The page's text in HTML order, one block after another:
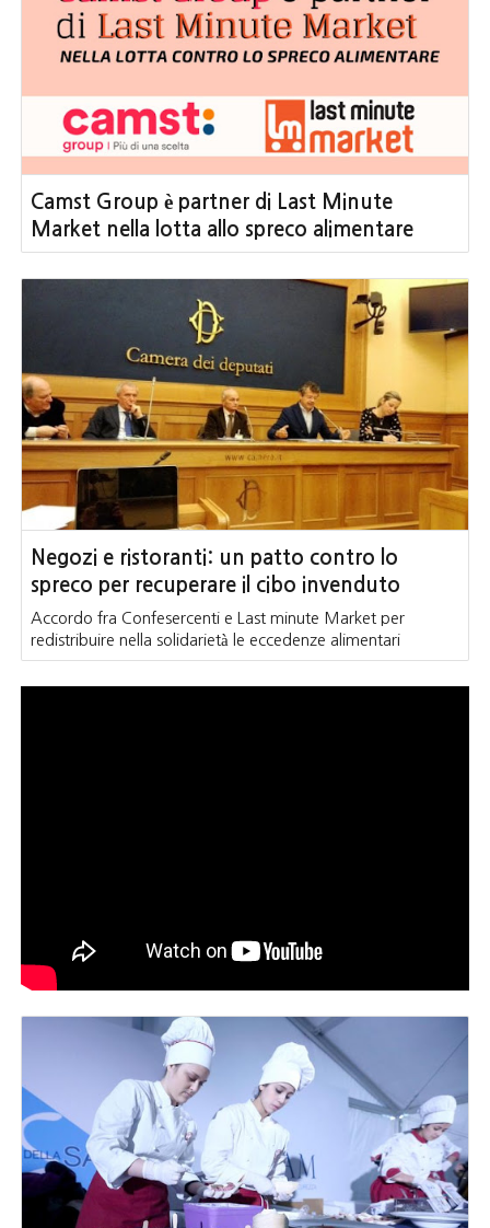
Camst Group è partner di Last Minute
Market nella lotta allo spreco alimentare
Negozi e ristoranti: un patto contro lo
spreco per recuperare il cibo invenduto
Accordo fra Confesercenti e Last minute Market per
redistribuire nella solidarietà le eccedenze alimentari